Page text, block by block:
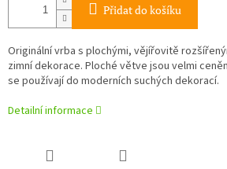
Přidat do košíku
Originální vrba s plochými, vějířovitě
zimní dekorace. Ploché větve jsou velmi
se používají do moderních suchých dekorací.
Detailní informace